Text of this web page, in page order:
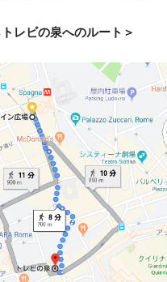
レビの泉へのルート＞